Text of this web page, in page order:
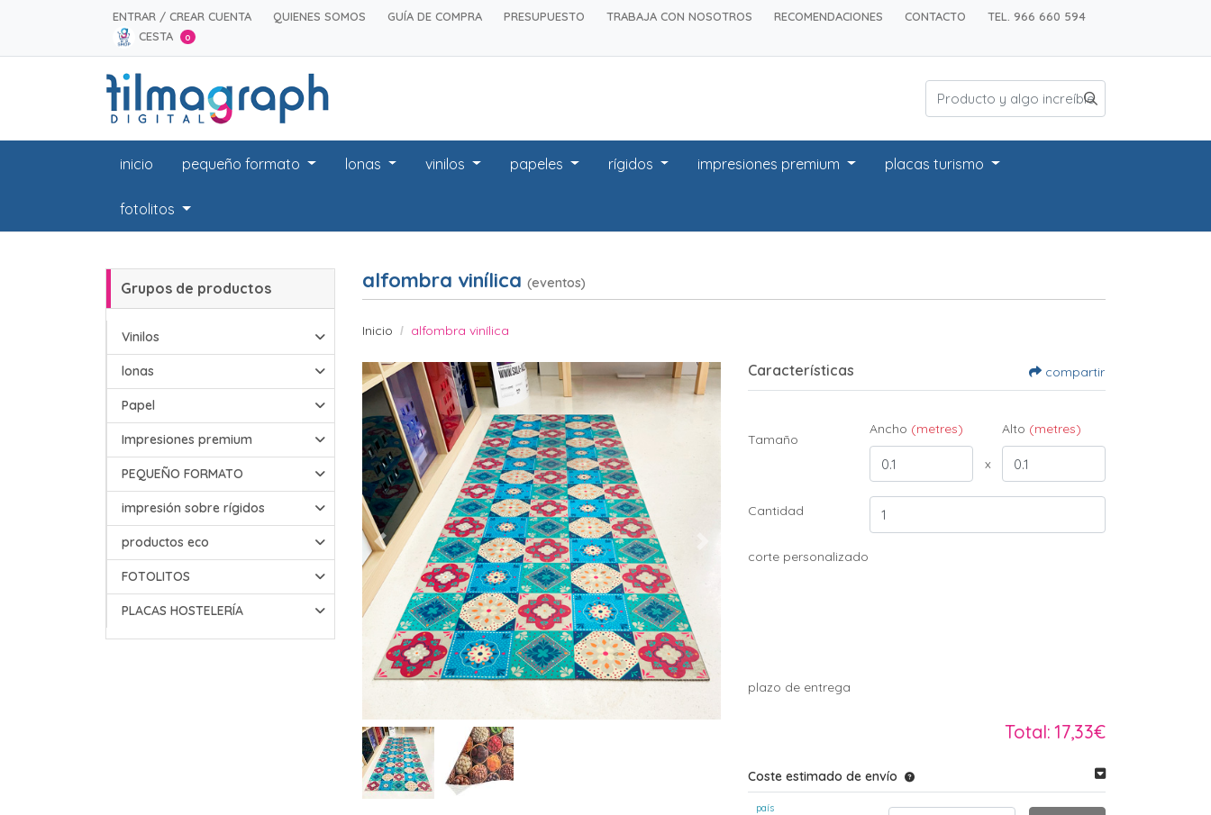
ENTRAR / CREAR CUENTA QUIENES SOMOS GUÍA DE COMPRA PRESUPUESTO TRABAJA CON NOSOTROS RECOMENDACIONES CONTACTO
TEL. 966 660 594
CESTA
0
inicio pequeño formato lonas vinilos papeles rígidos impresiones premium placas turismo
fotolitos
Grupos de productos
Vinilos
lonas
Papel
Impresiones premium
PEQUEÑO FORMATO
impresión sobre rígidos
productos eco
FOTOLITOS
PLACAS HOSTELERÍA
alfombra vinílica (eventos)
Inicio alfombra vinílica
Características compartir
Tamaño
Ancho (metres) Alto (metres)
x
Cantidad
corte personalizado
plazo de entrega
Total: 17,33€
Coste estimado de envío
país